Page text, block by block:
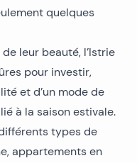
quelques
leur beauté, l’Istrie
pour investir,
et d’un mode de
à la saison estivale.
types de
appartements en